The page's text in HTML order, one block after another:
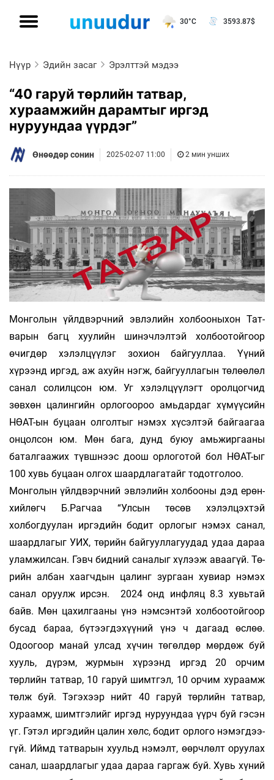
30°C 3593.87$
Нүүр Эдийн засаг Эрэлттэй мэдээ
“40 гаруй төрлийн татвар,
хураамжийн дарамтыг иргэд
нуруундаа үүрдэг”
Өнөөдөр сонин 2025-02-07 11:00 2 мин унших
Монголын үйлдвэрчний эвлэлийн холбооныхон Тат­
варын багц хуулийн шинэчлэлтэй холбоотойгоор
өчигдөр хэ­лэл­­цүүлэг зохион байгууллаа. Үүний
хүрээнд иргэд, аж ахуйн нэгж, байгууллагын төлөөлөл
санал солилцсон юм. Уг хэ­лэл­цүү­лэгт оролцогчид
зөвхөн цалингийн орлогоороо амь­дар­даг хүмүүсийн
НӨАТ-ын буцаан олголтыг нэмэх хүсэлтэй бай­гаа­гаа
онцолсон юм. Мөн бага, дунд буюу амьжиргааны
батал­гаажих түвшнээс доош орлоготой бол НӨАТ-ыг
100 хувь буцаан олгох шаардлагатайг тодотголоо.
Монголын үйлдвэрчний эвлэлийн холбооны дэд ерөн­
хий­лөгч Б.Рагчаа “Улсын төсөв хэлэлцэхтэй
холбогдуулан иргэдийн бодит орлогыг нэмэх санал,
шаардлагыг УИХ, төрийн байгууллагуудад удаа дараа
уламжилсан. Гэвч бидний саналыг хүлээж аваагүй. Тө­
рийн албан хаагчдын цалинг зургаан хувиар нэмэх
санал оруулж ирсэн. 2024 онд инфляц 8.3 хувь­тай
байв. Мөн цахилгааны үнэ нэм­сэнтэй холбоотойгоор
бусад бараа, бүтээгдэхүүний үнэ ч дагаад өслөө.
Одоогоор манай улсад хүчин төгөлдөр мөрдөж буй
хууль, дүрэм, жур­мын хүрээнд иргэд 20 орчим
төрлийн татвар, 10 га­руй шимтгэл, 10 орчим хураамж
төлж буй. Тэгэхээр нийт 40 гаруй төрлийн татвар,
хураамж, шимтгэлийг иргэд нуруундаа үүрч буй гэсэн
үг. Гэтэл иргэдийн цалин хөлс, бодит орлого нэмэг­дээ­
гүй. Иймд татварын хуульд нэмэлт, өөрчлөлт оруулах
санал, шаард­ла­гыг удаа дараа гаргаж буй. Хувь хүний